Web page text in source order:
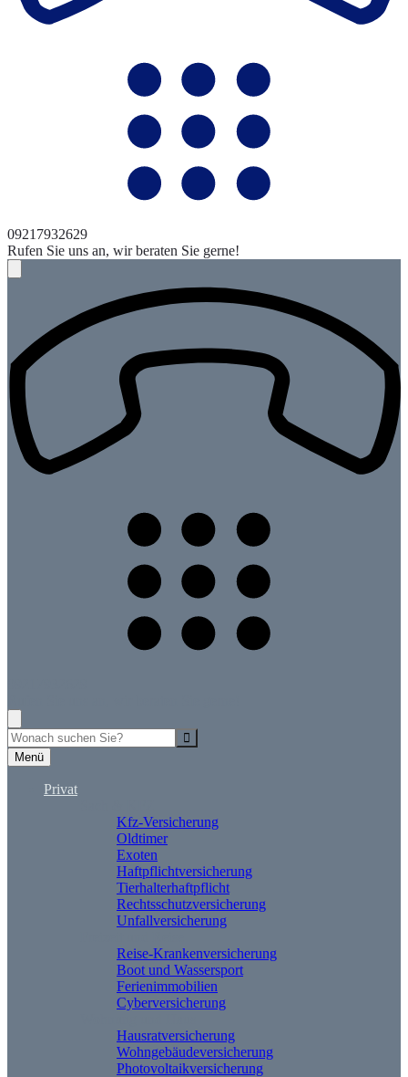
09217932629
Rufen Sie uns an, wir beraten Sie gerne!
Menü
Privat
Kfz-Versicherung
Oldtimer
Exoten
Haftpflichtversicherung
Tierhalterhaftpflicht
Rechtsschutzversicherung
Unfallversicherung
Reise-Krankenversicherung
Boot und Wassersport
Ferienimmobilien
Cyberversicherung
Hausratversicherung
Wohngebäudeversicherung
Photovoltaikversicherung